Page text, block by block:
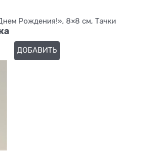
Рождения!», 8×8 см, Тачки
ДОБАВИТЬ